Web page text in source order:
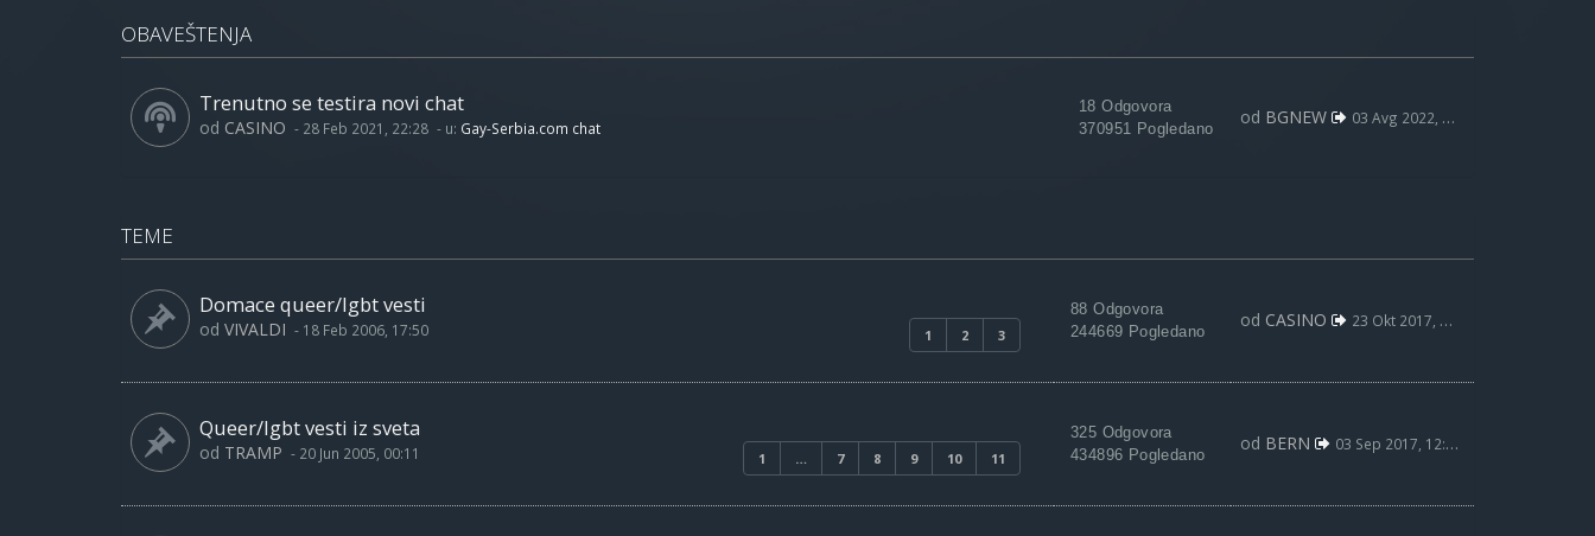
OBAVEŠTENJA
Trenutno se testira novi chat
od CASINO - 28 Feb 2021, 22:28 - u: Gay-Serbia.com chat
18 Odgovora
370951 Pogledano
od BGNEW 03 Avg 2022, 09:59
TEME
Domace queer/lgbt vesti
1 2 3
od VIVALDI - 18 Feb 2006, 17:50
88 Odgovora
244669 Pogledano
od CASINO 23 Okt 2017, 22:36
Queer/lgbt vesti iz sveta
1 … 7 8 9 10 11
od TRAMP - 20 Jun 2005, 00:11
325 Odgovora
434896 Pogledano
od BERN 03 Sep 2017, 12:50